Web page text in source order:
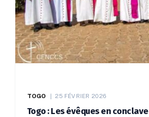
TOGO 25 FÉVRIER 2026
Togo : Les évêques en conclave